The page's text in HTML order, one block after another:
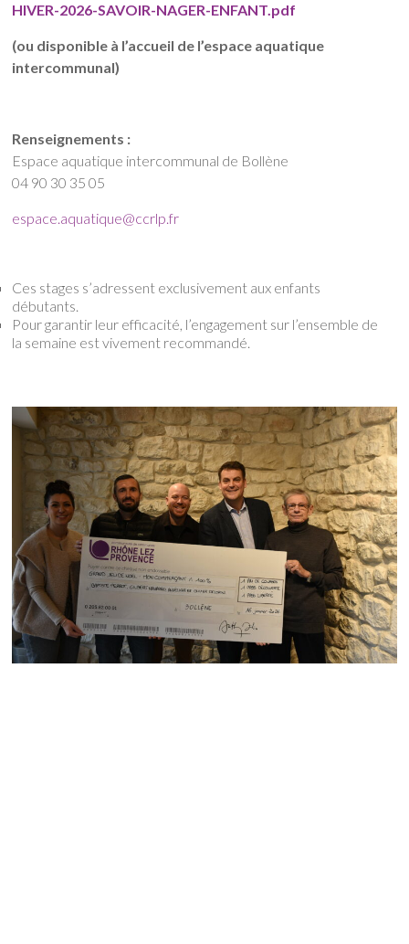
HIVER-2026-SAVOIR-NAGER-ENFANT.pdf
(ou disponible à l’accueil de l’espace aquatique
intercommunal)
Renseignements :
Espace aquatique intercommunal de Bollène
04 90 30 35 05
espace.aquatique@ccrlp.fr
Ces stages s’adressent exclusivement aux enfants
débutants.
Pour garantir leur efficacité, l’engagement sur l’ensemble de
la semaine est vivement recommandé.